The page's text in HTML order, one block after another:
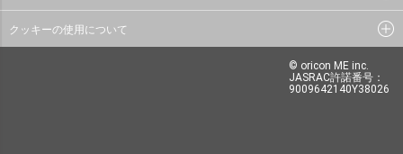
クッキーの使用について
© oricon ME inc.
JASRAC許諾番号：
9009642140Y38026